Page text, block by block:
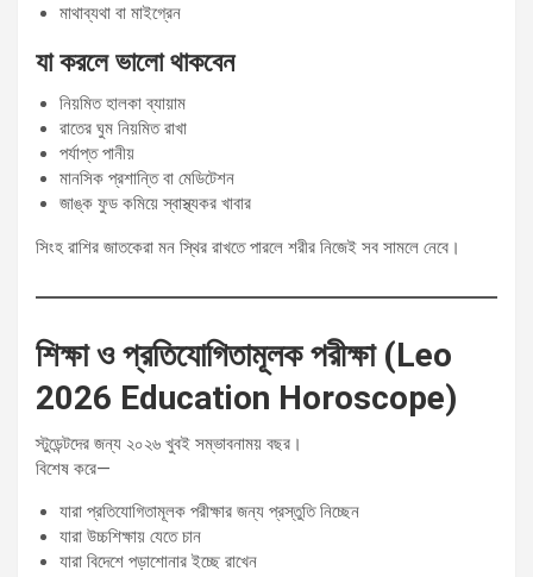
মাথাব্যথা বা মাইগ্রেন
যা করলে ভালো থাকবেন
নিয়মিত হালকা ব্যায়াম
রাতের ঘুম নিয়মিত রাখা
পর্যাপ্ত পানীয়
মানসিক প্রশান্তি বা মেডিটেশন
জাঙ্ক ফুড কমিয়ে স্বাস্থ্যকর খাবার
সিংহ রাশির জাতকেরা মন স্থির রাখতে পারলে শরীর নিজেই সব সামলে নেবে।
শিক্ষা ও প্রতিযোগিতামূলক পরীক্ষা (Leo
2026 Education Horoscope)
স্টুডেন্টদের জন্য ২০২৬ খুবই সম্ভাবনাময় বছর।
বিশেষ করে—
যারা প্রতিযোগিতামূলক পরীক্ষার জন্য প্রস্তুতি নিচ্ছেন
যারা উচ্চশিক্ষায় যেতে চান
যারা বিদেশে পড়াশোনার ইচ্ছে রাখেন